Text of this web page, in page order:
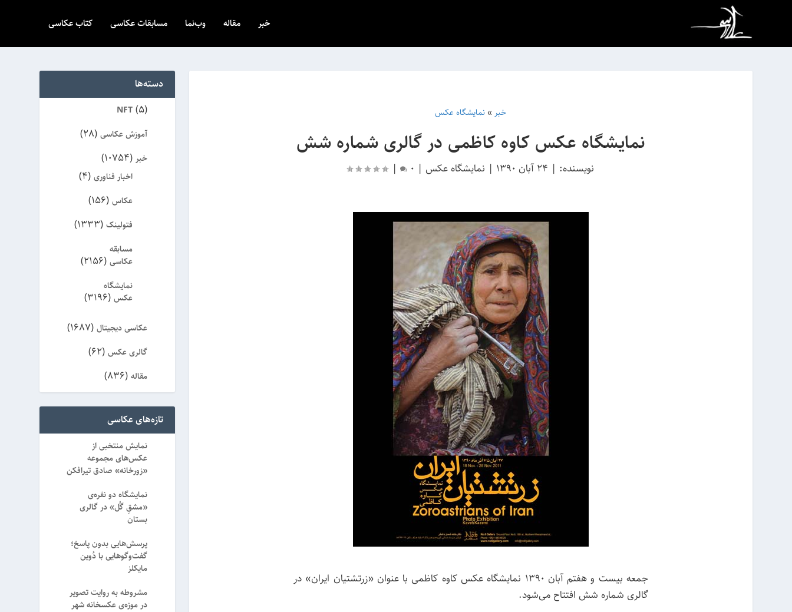
خبر مقاله وب‌نما مسابقات عکاسی کتاب عکاسی
خبر » نمایشگاه عکس
نمایشگاه عکس کاوه کاظمی در گالری شماره شش
نویسنده: | 24 آبان 1390 | نمایشگاه عکس |
0
|
­جمعه بیست و هفتم آبان ۱۳۹۰ نمایشگاه عکس کاوه کاظمی با عنوان «زرتشتیان ایران» در
گالری شماره شش افتتاح می‌شود.
دسته‌ها
NFT (5)
آموزش عکاسی(28)
خبر (10754)
اخبار فناوری(4)
عکاس(156)
فتولینک(1333)
مسابقه
عکاسی(2156)
نمایشگاه
عکس(3196)
عکاسی دیجیتال(1687)
گالری عکس(62)
مقاله(836)
تازه‌های عکاسی
نمایش منتخبی از
عکس‌های مجموعه
«زورخانه» صادق تیرافکن
نمایشگاه دو نفره‌ی
«مشقِ گُل» در گالری
بستان
پرسش‌هایی بدون پاسخ؛
گفت‌وگوهایی با دُوین
مایکلز
مشروطه به روایت تصویر
در موزه‌ی عکسخانه شهر